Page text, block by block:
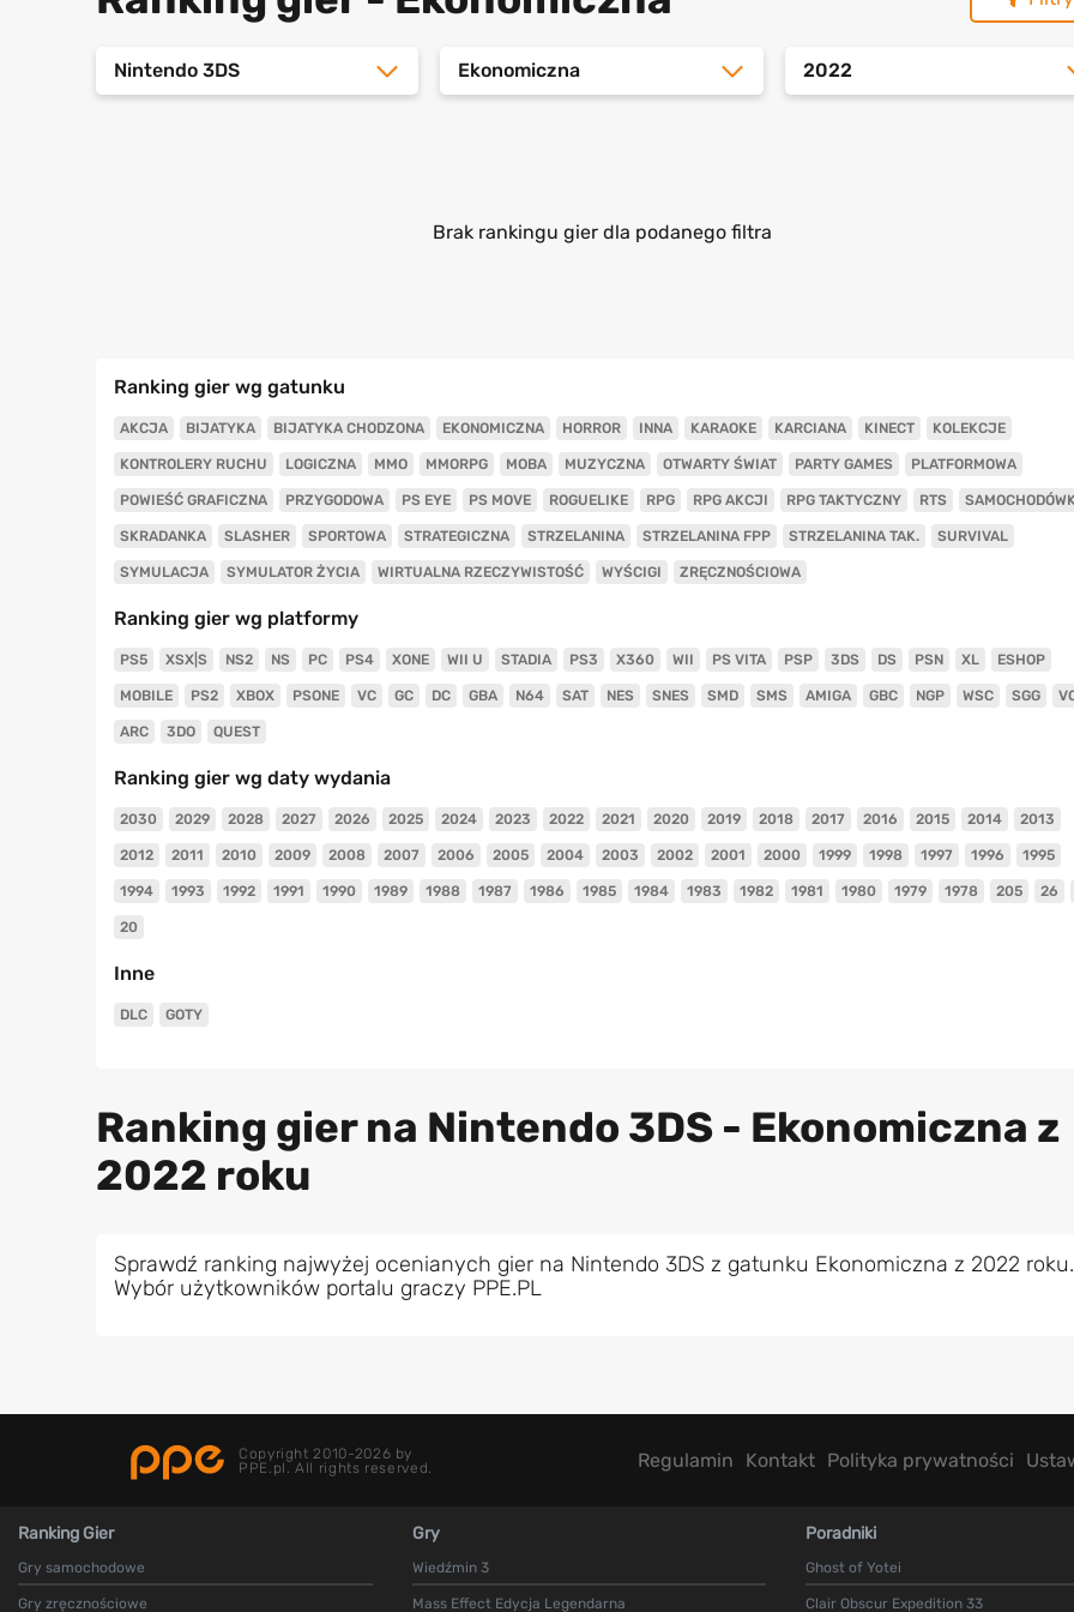
Nintendo 3DS Ekonomiczna 2022
Brak rankingu gier dla podanego filtra
Ranking gier wg gatunku
AKCJA BIJATYKA BIJATYKA CHODZONA EKONOMICZNA HORROR INNA KARAOKE KARCIANA KINECT KOLEKCJE
KONTROLERY RUCHU LOGICZNA MMO MMORPG MOBA MUZYCZNA OTWARTY ŚWIAT PARTY GAMES PLATFORMOWA
POWIEŚĆ GRAFICZNA PRZYGODOWA PS EYE PS MOVE ROGUELIKE RPG RPG AKCJI RPG TAKTYCZNY RTS
SKRADANKA SLASHER SPORTOWA STRATEGICZNA STRZELANINA STRZELANINA FPP STRZELANINA TAK. SURVIVAL
SYMULACJA SYMULATOR ŻYCIA WIRTUALNA RZECZYWISTOŚĆ WYŚCIGI ZRĘCZNOŚCIOWA
Ranking gier wg platformy
PS5 XSX|S NS2 NS PC PS4 XONE WII U STADIA PS3 X360 WII PS VITA PSP 3DS DS PSN XL ESHOP
MOBILE PS2 XBOX PSONE VC GC DC GBA N64 SAT NES SNES SMD SMS AMIGA GBC NGP WSC SGG
ARC 3DO QUEST
Ranking gier wg daty wydania
2030 2029 2028 2027 2026 2025 2024 2023 2022 2021 2020 2019 2018 2017 2016 2015 2014 2013
2012 2011 2010 2009 2008 2007 2006 2005 2004 2003 2002 2001 2000 1999 1998 1997 1996 1995
1994 1993 1992 1991 1990 1989 1988 1987 1986 1985 1984 1983 1982 1981 1980 1979 1978 205 26
20
Inne
DLC GOTY
Ranking gier na Nintendo 3DS - Ekonomiczna z
2022 roku
Sprawdź ranking najwyżej ocenianych gier na Nintendo 3DS z gatunku Ekonomiczna z 2022 roku.
Wybór użytkowników portalu graczy PPE.PL
Copyright 2010-2026 by
PPE.pl. All rights reserved.
Regulamin Kontakt Polityka prywatności
Ranking Gier
Gry samochodowe
Gry zręcznościowe
Gry
Wiedźmin 3
Mass Effect Edycja Legendarna
Poradniki
Ghost of Yotei
Clair Obscur Expedition 33